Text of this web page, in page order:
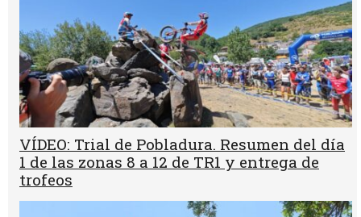
VÍDEO: Trial de Pobladura. Resumen del día
1 de las zonas 8 a 12 de TR1 y entrega de
trofeos